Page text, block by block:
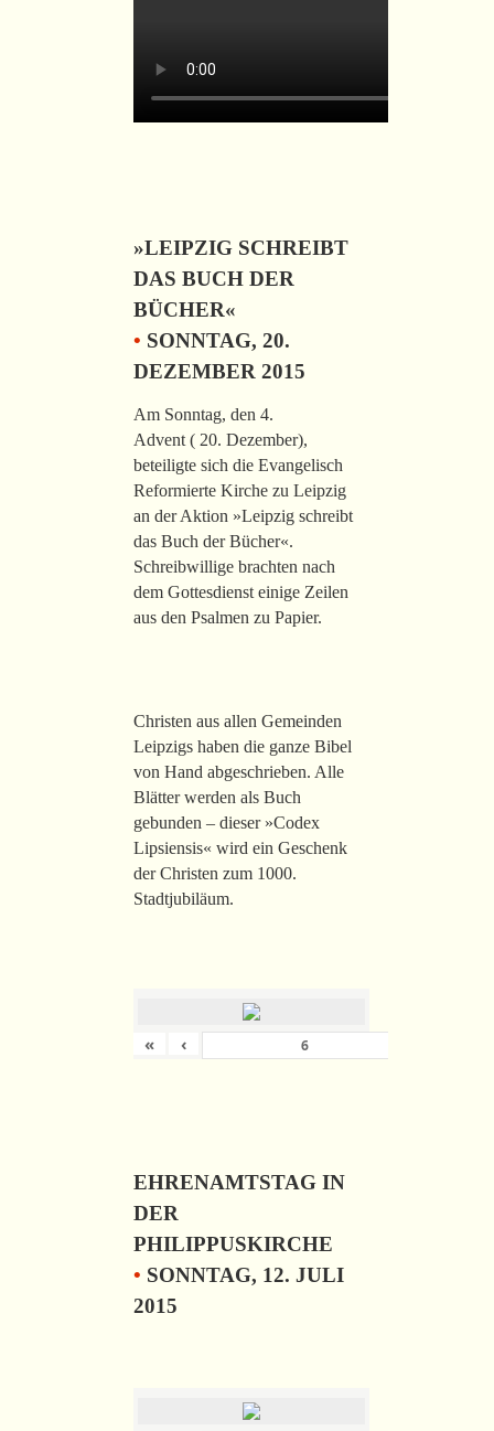
»LEIPZIG SCHREIBT
DAS BUCH DER
BÜCHER«
• SONNTAG, 20.
DEZEMBER 2015
Am Sonntag, den 4.
Advent ( 20. Dezember),
beteiligte sich die Evangelisch
Reformierte Kirche zu Leipzig
an der Aktion »Leipzig schreibt
das Buch der Bücher«.
Schreibwillige brachten nach
dem Gottesdienst einige Zeilen
aus den Psalmen zu Papier.
Christen aus allen Gemeinden
Leipzigs haben die ganze Bibel
von Hand abgeschrieben. Alle
Blätter werden als Buch
gebunden – dieser »Codex
Lipsiensis« wird ein Geschenk
der Christen zum 1000.
Stadtjubiläum.
« ‹
EHRENAMTSTAG IN
DER
PHILIPPUSKIRCHE
• SONNTAG, 12. JULI
2015